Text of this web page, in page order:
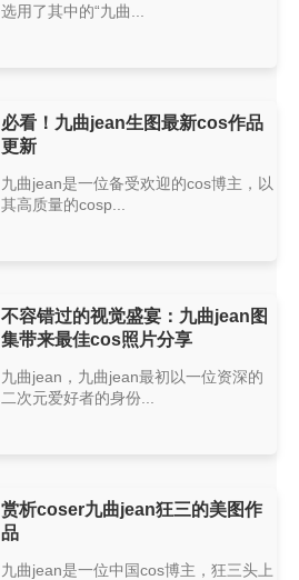
选用了其中的“九曲...
必看！九曲jean生图最新cos作品
更新
九曲jean是一位备受欢迎的cos博主，以
其高质量的cosp...
不容错过的视觉盛宴：九曲jean图
集带来最佳cos照片分享
九曲jean，九曲jean最初以一位资深的
二次元爱好者的身份...
赏析coser九曲jean狂三的美图作
品
九曲jean是一位中国cos博主，狂三头上